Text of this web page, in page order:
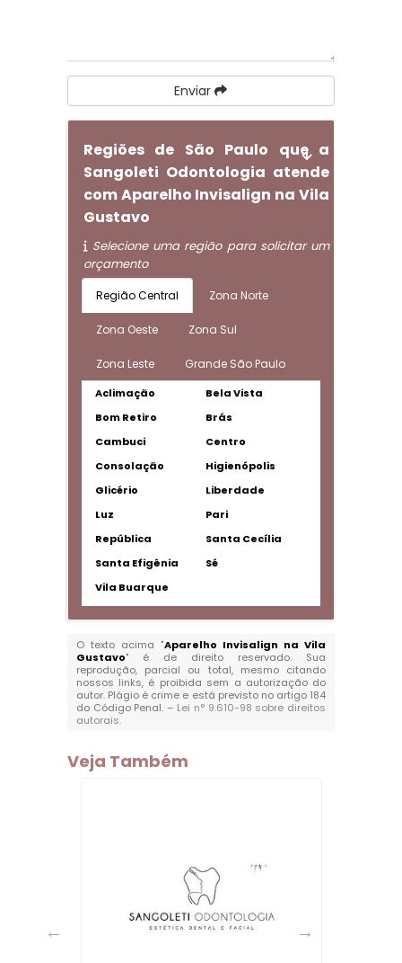
Enviar
Regiões de São Paulo que a
Sangoleti Odontologia atende
com Aparelho Invisalign na Vila
Gustavo
Selecione uma região para solicitar um
orçamento
Região Central Zona Norte
Zona Oeste Zona Sul
Zona Leste Grande São Paulo
Aclimação
Bela Vista
Bom Retiro
Brás
Cambuci
Centro
Consolação
Higienópolis
Glicério
Liberdade
Luz
Pari
República
Santa Cecília
Santa Efigênia
Sé
Vila Buarque
O texto acima "Aparelho Invisalign na Vila
Gustavo" é de direito reservado. Sua
reprodução, parcial ou total, mesmo citando
nossos links, é proibida sem a autorização do
autor. Plágio é crime e está previsto no artigo 184
do Código Penal. – Lei n° 9.610-98 sobre direitos
autorais.
Veja Também